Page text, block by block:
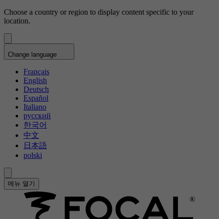
Choose a country or region to display content specific to your
location.
Change language
Français
English
Deutsch
Español
Italiano
русский
한국어
中文
日本語
polski
메뉴 열기